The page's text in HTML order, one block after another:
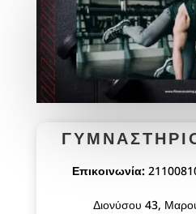
Επικοινωνία:
Διονύσου 43,